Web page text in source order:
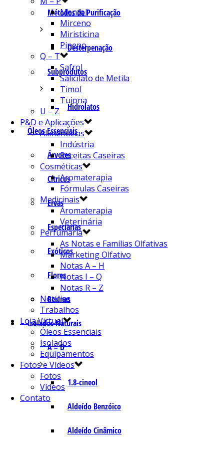
Métodos de Purificação
Desterpenação
Subprodutos
Hidrolatos
Óleos Essenciais
Árvores
Cítricos
Ervas
Especiarias
Exóticos
Flores
Resinas
Isolados Naturais
A – D
1.8-cineol
Aldeído Benzóico
Aldeído Cinâmico
Mentol
Mirceno
Miristicina
Pineno
Q – T
Safrol
Salicilato de Metila
Timol
Tujona
U – Z
P&D e Aplicações
Alimentícias
Indústria
Receitas Caseiras
Cosméticas
Aromaterapia
Fórmulas Caseiras
Medicinais
Aromaterapia
Veterinária
Perfumaria
As Notas e Famílias Olfativas
Marketing Olfativo
Notas A – H
Notas I – Q
Notas R – Z
Notícias
Trabalhos
Loja Virtual
Óleos Essenciais
Isolados
Equipamentos
Fotos e Vídeos
Fotos
Vídeos
Contato